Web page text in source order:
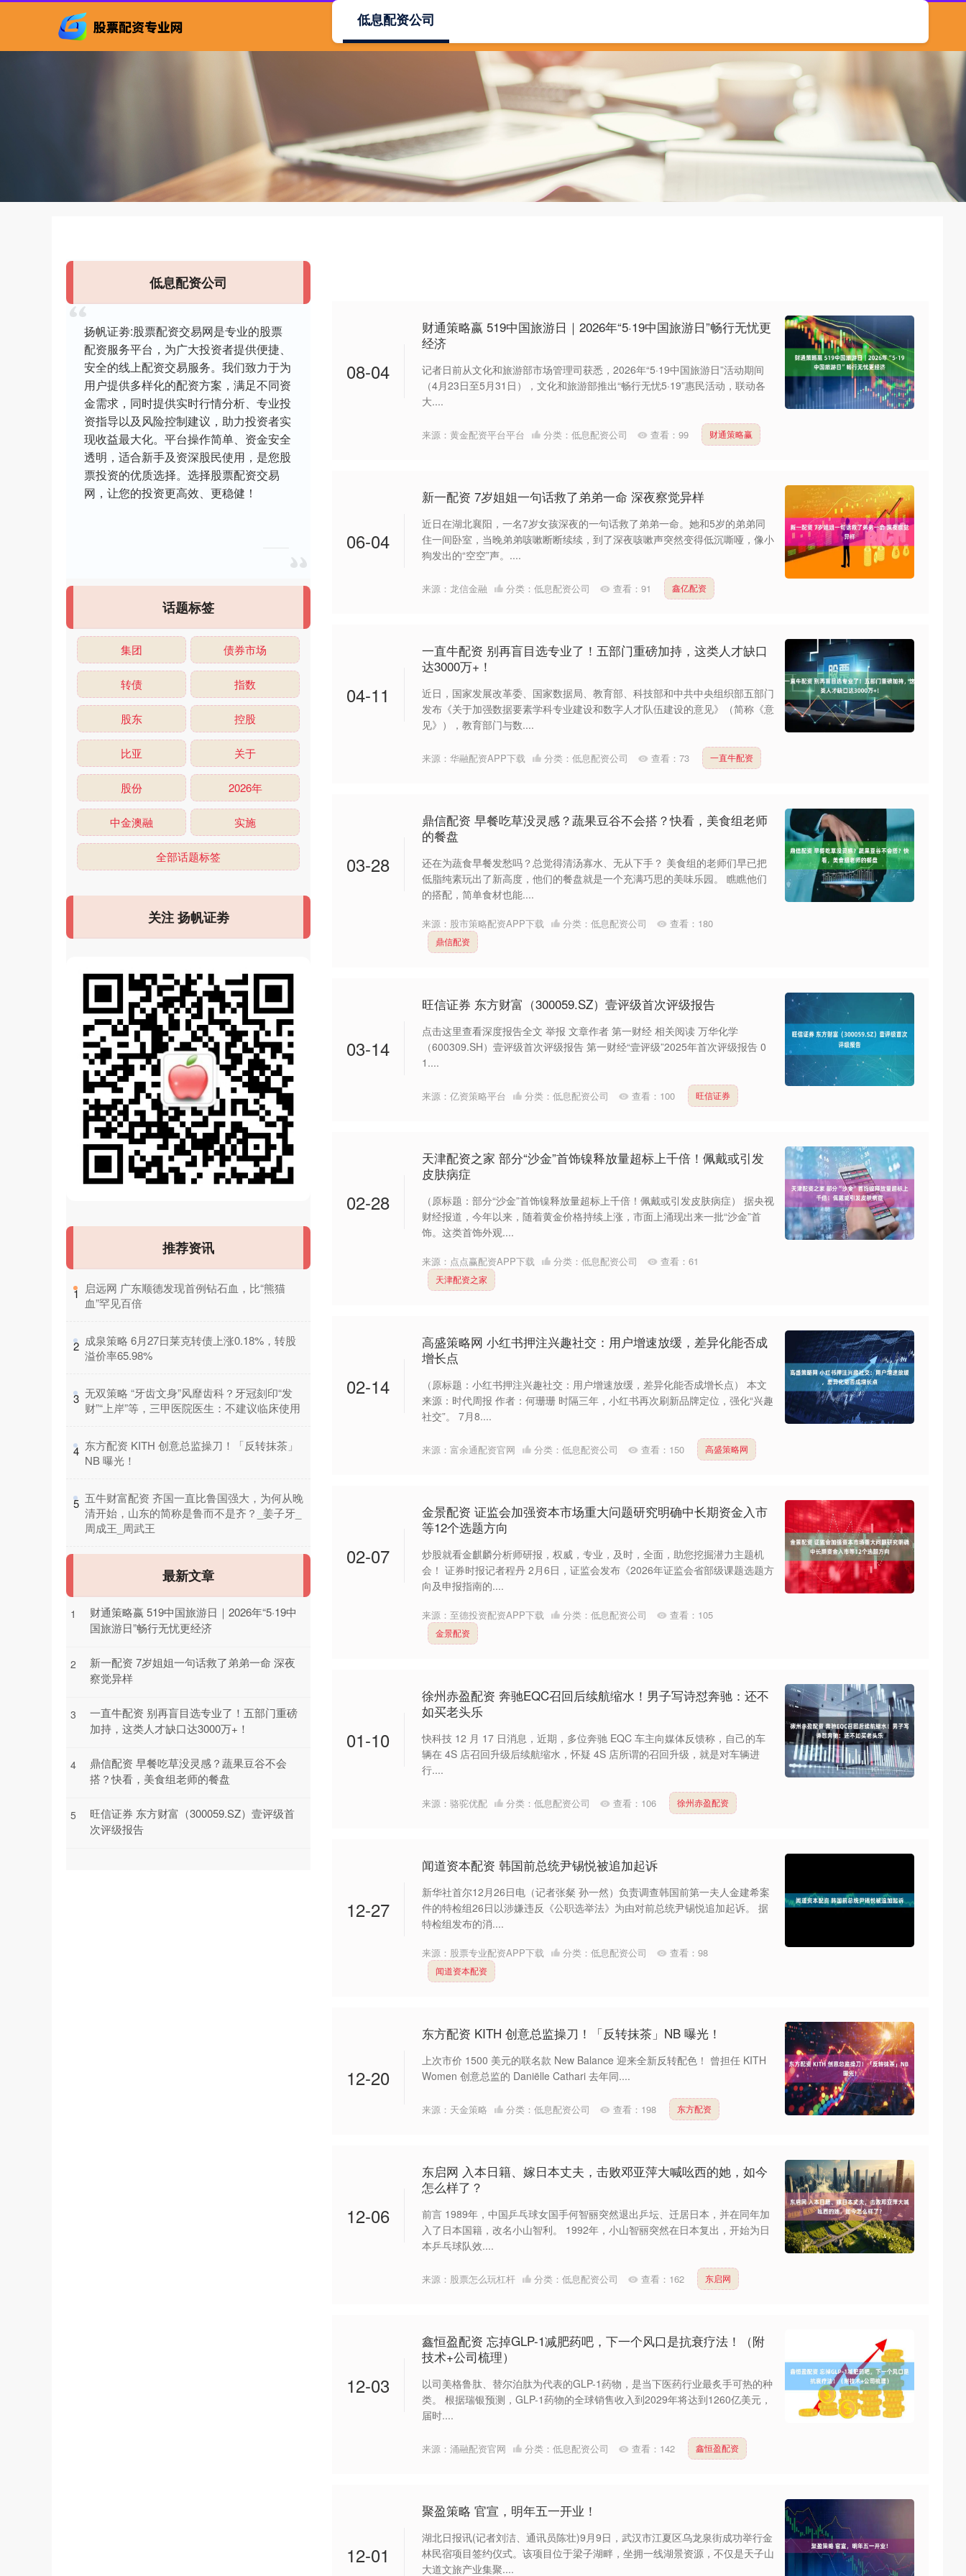
首页 扬帆证劵
低息配资公司
08-04
财通策略嬴 519中国旅游日｜2026年“5·19中国旅游日”畅行无忧更
经济
记者日前从文化和旅游部市场管理司获悉，2026年“5·19中国旅游日”活动期间
（4月23日至5月31日），文化和旅游部推出“畅行无忧5·19”惠民活动，联动各
大....
来源：黄金配资平台平台 分类： 低息配资公司 查看： 99 财通策略赢
06-04
新一配资 7岁姐姐一句话救了弟弟一命 深夜察觉异样
近日在湖北襄阳，一名7岁女孩深夜的一句话救了弟弟一命。她和5岁的弟弟同
住一间卧室，当晚弟弟咳嗽断断续续，到了深夜咳嗽声突然变得低沉嘶哑，像小
狗发出的“空空”声。....
来源：龙信金融 分类： 低息配资公司 查看： 91 鑫亿配资
04-11
一直牛配资 别再盲目选专业了！五部门重磅加持，这类人才缺口
达3000万+！
近日，国家发展改革委、国家数据局、教育部、科技部和中共中央组织部五部门
发布《关于加强数据要素学科专业建设和数字人才队伍建设的意见》（简称《意
见》），教育部门与数....
来源：华融配资APP下载 分类： 低息配资公司 查看： 73 一直牛配资
03-28
鼎信配资 早餐吃草没灵感？蔬果豆谷不会搭？快看，美食组老师
的餐盘
还在为蔬食早餐发愁吗？总觉得清汤寡水、无从下手？ 美食组的老师们早已把
低脂纯素玩出了新高度，他们的餐盘就是一个充满巧思的美味乐园。 瞧瞧他们
的搭配，简单食材也能....
来源：股市策略配资APP下载 分类： 低息配资公司 查看： 180
鼎信配资
03-14
旺信证券 东方财富（300059.SZ）壹评级首次评级报告
点击这里查看深度报告全文 举报 文章作者 第一财经 相关阅读 万华化学
（600309.SH）壹评级首次评级报告 第一财经“壹评级”2025年首次评级报告 0
1....
来源：亿资策略平台 分类： 低息配资公司 查看： 100 旺信证券
02-28
天津配资之家 部分“沙金”首饰镍释放量超标上千倍！佩戴或引发
皮肤病症
（原标题：部分“沙金”首饰镍释放量超标上千倍！佩戴或引发皮肤病症） 据央视
财经报道，今年以来，随着黄金价格持续上涨，市面上涌现出来一批“沙金”首
饰。这类首饰外观....
来源：点点赢配资APP下载 分类： 低息配资公司 查看： 61
天津配资之家
02-14
高盛策略网 小红书押注兴趣社交：用户增速放缓，差异化能否成
增长点
（原标题：小红书押注兴趣社交：用户增速放缓，差异化能否成增长点） 本文
来源：时代周报 作者：何珊珊 时隔三年，小红书再次刷新品牌定位，强化“兴趣
社交”。 7月8....
来源：富余通配资官网 分类： 低息配资公司 查看： 150 高盛策略网
02-07
金景配资 证监会加强资本市场重大问题研究明确中长期资金入市
等12个选题方向
炒股就看金麒麟分析师研报，权威，专业，及时，全面，助您挖掘潜力主题机
会！ 证券时报记者程丹 2月6日，证监会发布《2026年证监会省部级课题选题方
向及申报指南的....
来源：至德投资配资APP下载 分类： 低息配资公司 查看： 105
金景配资
01-10
徐州赤盈配资 奔驰EQC召回后续航缩水！男子写诗怼奔驰：还不
如买老头乐
快科技 12 月 17 日消息，近期，多位奔驰 EQC 车主向媒体反馈称，自己的车
辆在 4S 店召回升级后续航缩水，怀疑 4S 店所谓的召回升级，就是对车辆进
行....
来源：骆驼优配 分类： 低息配资公司 查看： 106 徐州赤盈配资
12-27
闻道资本配资 韩国前总统尹锡悦被追加起诉
新华社首尔12月26日电（记者张粲 孙一然）负责调查韩国前第一夫人金建希案
件的特检组26日以涉嫌违反《公职选举法》为由对前总统尹锡悦追加起诉。 据
特检组发布的消....
来源：股票专业配资APP下载 分类： 低息配资公司 查看： 98
闻道资本配资
12-20
东方配资 KITH 创意总监操刀！「反转抹茶」NB 曝光！
上次市价 1500 美元的联名款 New Balance 迎来全新反转配色！ 曾担任 KITH
Women 创意总监的 Daniëlle Cathari 去年同....
来源：天金策略 分类： 低息配资公司 查看： 198 东方配资
12-06
东启网 入本日籍、嫁日本丈夫，击败邓亚萍大喊吆西的她，如今
怎么样了？
前言 1989年，中国乒乓球女国手何智丽突然退出乒坛、迁居日本，并在同年加
入了日本国籍，改名小山智利。 1992年，小山智丽突然在日本复出，开始为日
本乒乓球队效....
来源：股票怎么玩杠杆 分类： 低息配资公司 查看： 162 东启网
12-03
鑫恒盈配资 忘掉GLP-1减肥药吧，下一个风口是抗衰疗法！（附
技术+公司梳理）
以司美格鲁肽、替尔泊肽为代表的GLP-1药物，是当下医药行业最炙手可热的种
类。 根据瑞银预测，GLP-1药物的全球销售收入到2029年将达到1260亿美元，
届时....
来源：涌融配资官网 分类： 低息配资公司 查看： 142 鑫恒盈配资
12-01
聚盈策略 官宣，明年五一开业！
湖北日报讯(记者刘洁、通讯员陈壮)9月9日，武汉市江夏区乌龙泉街成功举行金
林民宿项目签约仪式。该项目位于梁子湖畔，坐拥一线湖景资源，不仅是天子山
大道文旅产业集聚....
低息配资公司
扬帆证劵:股票配资交易网是专业的股票
配资服务平台，为广大投资者提供便捷、
安全的线上配资交易服务。我们致力于为
用户提供多样化的配资方案，满足不同资
金需求，同时提供实时行情分析、专业投
资指导以及风险控制建议，助力投资者实
现收益最大化。平台操作简单、资金安全
透明，适合新手及资深股民使用，是您股
票投资的优质选择。选择股票配资交易
网，让您的投资更高效、更稳健！
话题标签
集团 债券市场
转债 指数
股东 控股
比亚 关于
股份 2026年
中金澳融 实施
全部话题标签
关注 扬帆证劵
推荐资讯
1 ​启远网 广东顺德发现首例钻石血，比“熊猫
血”罕见百倍
2 ​成泉策略 6月27日莱克转债上涨0.18%，转股
溢价率65.98%
3 ​无双策略 “牙齿文身”风靡齿科？牙冠刻印“发
财”“上岸”等，三甲医院医生：不建议临床使用
4 ​东方配资 KITH 创意总监操刀！「反转抹茶」
NB 曝光！
5 ​五牛财富配资 齐国一直比鲁国强大，为何从晚
清开始，山东的简称是鲁而不是齐？_姜子牙_
周成王_周武王
最新文章
1
财通策略嬴 519中国旅游日｜2026年“5·19中
国旅游日”畅行无忧更经济
2
新一配资 7岁姐姐一句话救了弟弟一命 深夜
察觉异样
3
一直牛配资 别再盲目选专业了！五部门重磅
加持，这类人才缺口达3000万+！
4
鼎信配资 早餐吃草没灵感？蔬果豆谷不会
搭？快看，美食组老师的餐盘
5
旺信证券 东方财富（300059.SZ）壹评级首
次评级报告